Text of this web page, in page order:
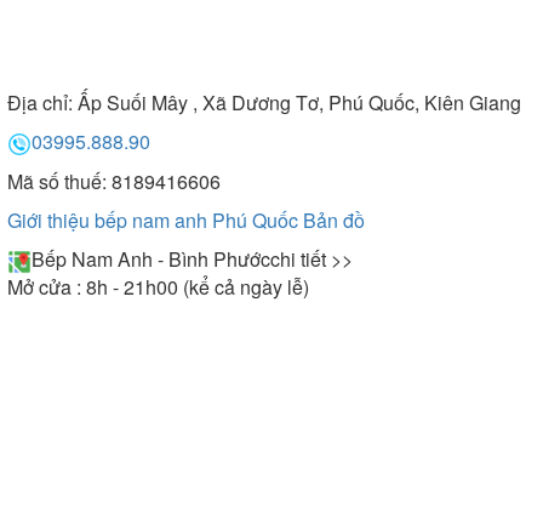
Địa chỉ: Ấp Suối Mây , Xã Dương Tơ, Phú Quốc, Kiên Giang
03995.888.90
Mã số thuế: 8189416606
Giới thiệu bếp nam anh Phú Quốc Bản đồ
Bếp Nam Anh - Bình Phướcchi tiết >>
Mở cửa : 8h - 21h00 (kể cả ngày lễ)